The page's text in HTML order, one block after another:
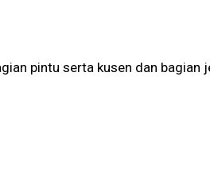
pintu serta kusen dan bagian